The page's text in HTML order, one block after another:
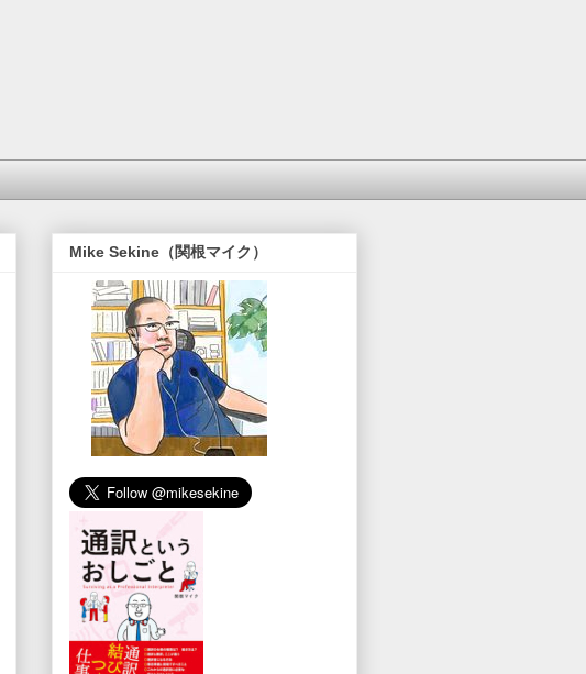
Mike Sekine（関根マイク）